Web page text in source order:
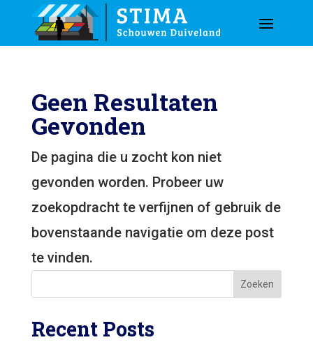
Geen Resultaten
Gevonden
De pagina die u zocht kon niet
gevonden worden. Probeer uw
zoekopdracht te verfijnen of gebruik de
bovenstaande navigatie om deze post
te vinden.
Zoeken
Recent Posts